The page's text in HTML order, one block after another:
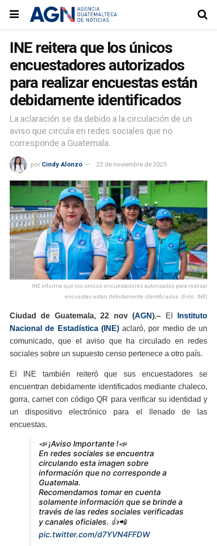
INE reitera que los únicos
encuestadores autorizados
para realizar encuestas están
debidamente identificados
La aclaración se da debido a la circulación de un
aviso que circula en redes sociales que no
corresponde a Guatemala.
por Cindy Alonzo 22 de noviembre de 2025
INE informa que los únicos encuestadores autorizados para realizar
encuestas están debidamente identificados. (Foto: INE)
Ciudad de Guatemala, 22 nov (AGN).– El
Instituto
Nacional de Estadística (INE)aclaró, por medio de un
comunicado, que el aviso que ha circulado en redes
sociales sobre un supuesto censo pertenece a otro país.
El INE también reiteró que sus encuestadores se
encuentran debidamente identificados mediante chaleco,
gorra, carnet con código QR para verificar su identidad y
un dispositivo electrónico para el llenado de las
encuestas.
📣 ¡Aviso Importante !📣
En redes sociales se encuentra
circulando esta imagen sobre
información que no corresponde a
Guatemala.
Recomendamos tomar en cuenta
solamente información que se brinde a
través de las redes sociales verificadas
y canales oficiales. 👍📲
pic.twitter.com/d7YVN4FFDW